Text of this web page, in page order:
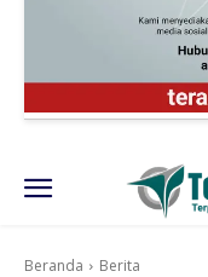
Beranda Berita